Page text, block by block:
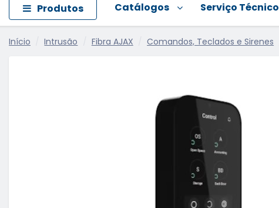
Produtos Catálogos Serviço Técnico
Início Intrusão Fibra AJAX Comandos, Teclados e Sirenes